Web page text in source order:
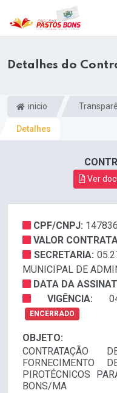
Detalhes do
inicio
Detalhes
Ver
CPF/CNPJ:
VALOR
SECRETARIA:
MUNICIPAL DE
DATA DA
VIGÊNCIA:
ENCERRADO
OBJETO:
FORNECIMENTO
PIROTÉCNICOS
BONS/MA